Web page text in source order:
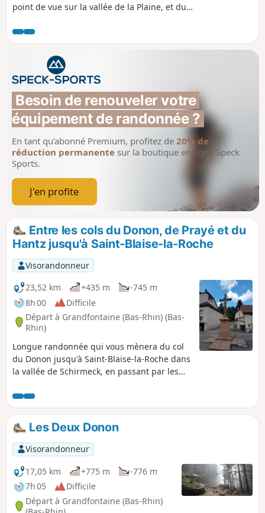
point de vue sur la vallée de la Plaine, et du
Raon-sur-Plaine.
Besoin de renouveler votre
équipement de randonnée ?
En tant qu’abonné Premium, profitez de 20% de
réduction permanente sur la boutique en ligne Speck
Sports.
J'en profite
Entre les cols du Donon, de Prayé et du
Hantz jusqu'à Saint-Blaise-la-Roche
Visorandonneur
23,52 km
+435 m
-745 m
8h 00
Difficile
Départ à Grandfontaine (Bas-Rhin) (Bas-
Rhin)
Longue randonnée qui vous mènera du col
du Donon jusqu'à Saint-Blaise-la-Roche dans
la vallée de Schirmeck, en passant par les
les sommets l'ancienne frontière de 1871
entre la France et l'Allemagne, encore
matérialisée par plusieurs bornes frontières.
Au mois d'août, les hautes-chaumes sont
parsemées de bruyères en fleurs qui
donnent une belle coloration rose qui
tranche avec le vert des sapins, le bleu du
ciel et les nuages blancs.
Les Deux Donon
Visorandonneur
17,05 km
+775 m
-776 m
7h 05
Difficile
Départ à Grandfontaine (Bas-Rhin)